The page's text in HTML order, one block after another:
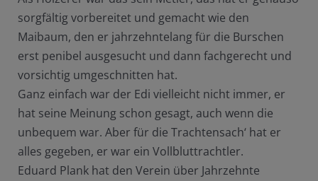
sorgfältig vorbereitet und gemacht wie den
Maibaum, den er jahrzehntelang für die Burschen
erst penibel ausgesucht und dann fachgerecht und
vorsichtig umgeschnitten hat.
Ganz einfach war der Edi vielleicht nicht immer, er
hat seine Meinung schon gesagt, auch wenn die
unbequem war. Aber für die Trachtensach‘ hat er
alles gegeben, er war ein Vollbluttrachtler.
Eduard Plank hat den Verein über Jahrzehnte